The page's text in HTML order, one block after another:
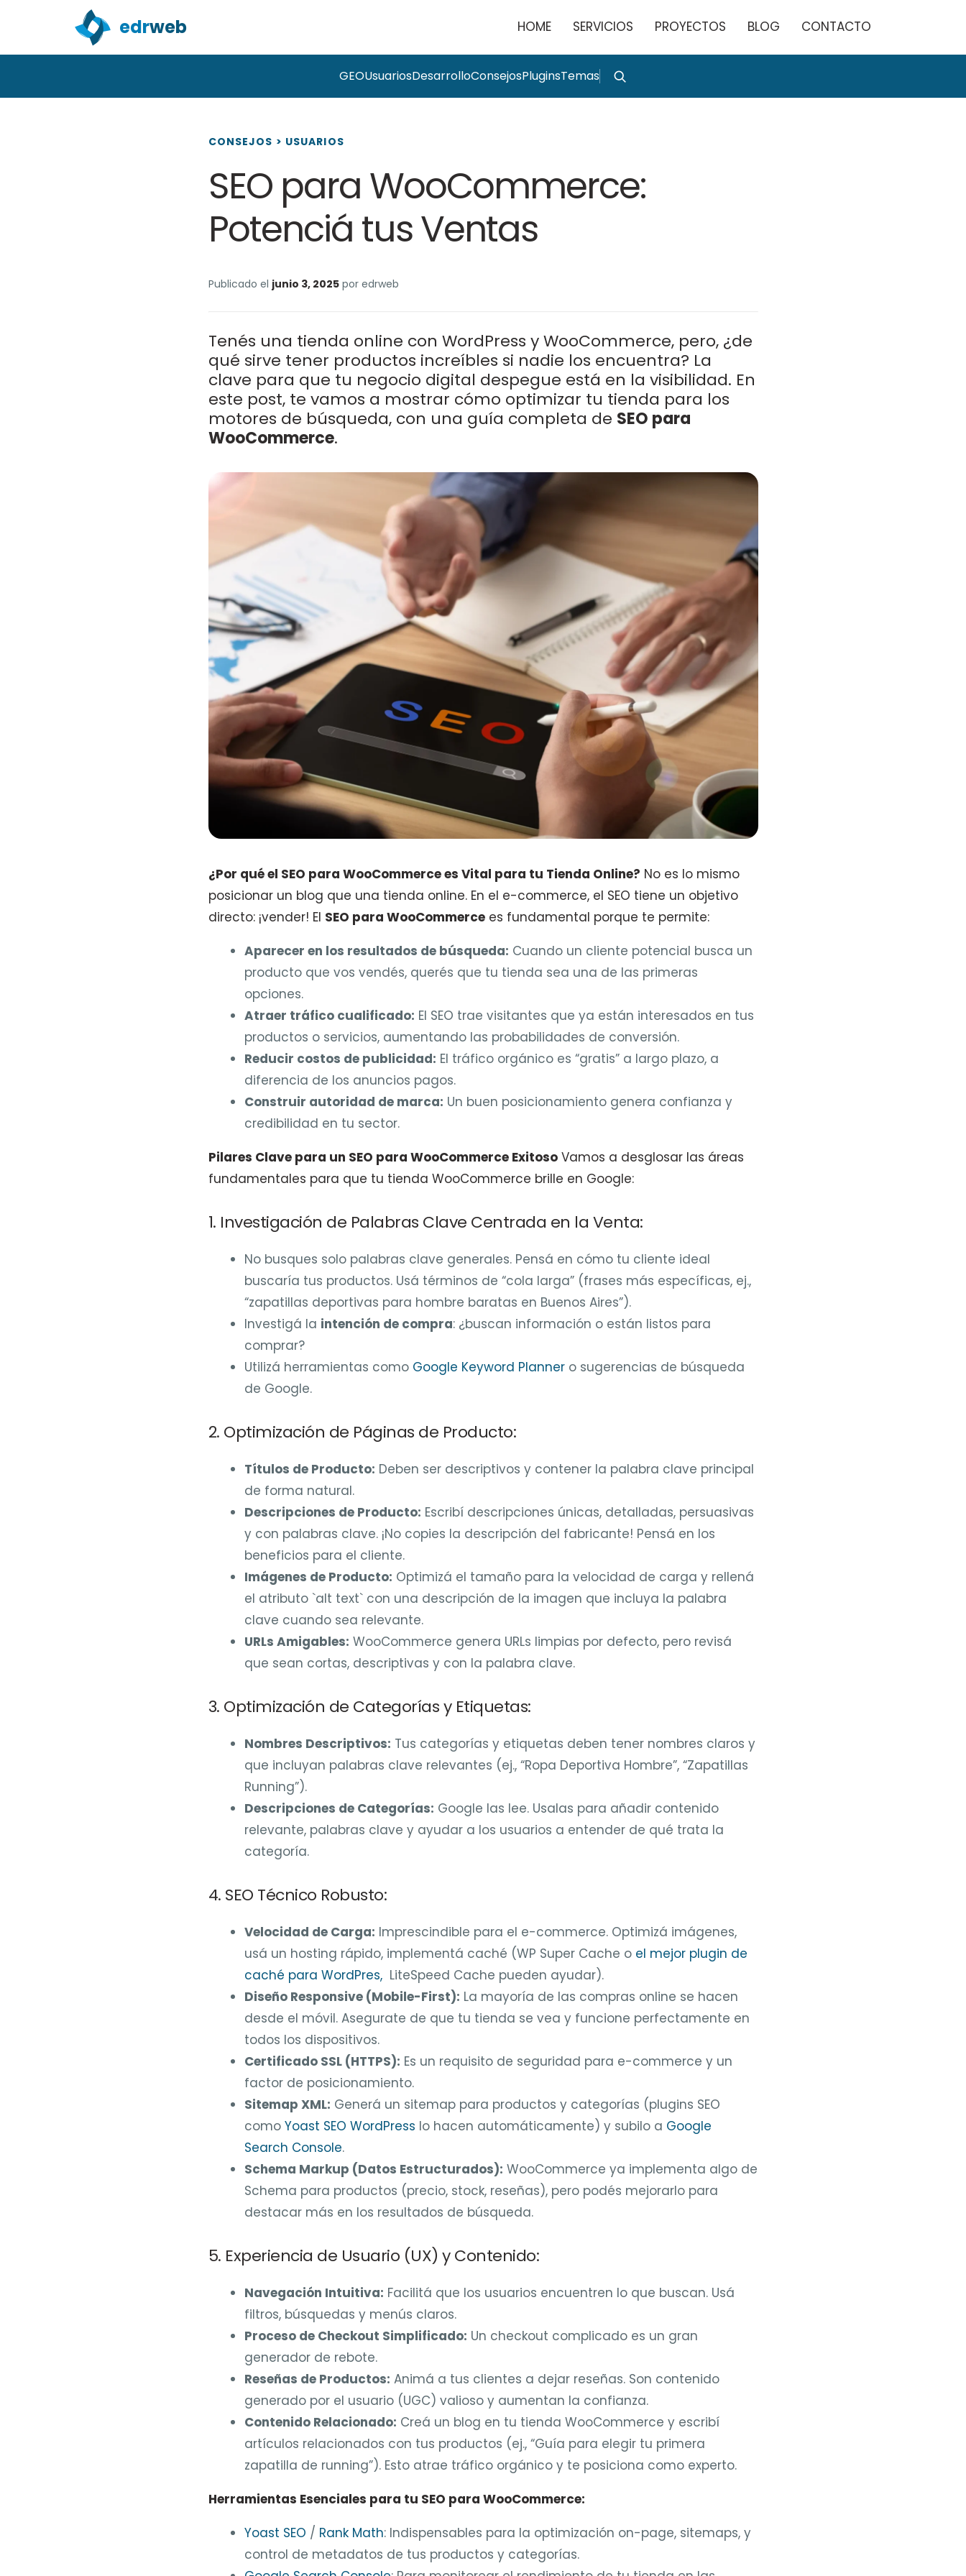
edrweb HOME SERVICIOS PROYECTOS BLOG CONTACTO
GEOUsuariosDesarrolloConsejosPluginsTemas
CONSEJOS > USUARIOS
SEO para WooCommerce:
Potenciá tus Ventas
Publicado el junio 3, 2025por edrweb
Tenés una tienda online con WordPress y WooCommerce, pero, ¿de
qué sirve tener productos increíbles si nadie los encuentra? La
clave para que tu negocio digital despegue está en la visibilidad. En
este post, te vamos a mostrar cómo optimizar tu tienda para los
motores de búsqueda, con una guía completa de SEO para
WooCommerce.
¿Por qué el SEO para WooCommerce es Vital para tu Tienda Online? No es lo mismo
posicionar un blog que una tienda online. En el e-commerce, el SEO tiene un objetivo
directo: ¡vender! El SEO para WooCommercees fundamental porque te permite:
Aparecer en los resultados de búsqueda: Cuando un cliente potencial busca un
producto que vos vendés, querés que tu tienda sea una de las primeras
opciones.
Atraer tráfico cualificado: El SEO trae visitantes que ya están interesados en tus
productos o servicios, aumentando las probabilidades de conversión.
Reducir costos de publicidad: El tráfico orgánico es “gratis” a largo plazo, a
diferencia de los anuncios pagos.
Construir autoridad de marca: Un buen posicionamiento genera confianza y
credibilidad en tu sector.
Pilares Clave para un SEO para WooCommerce ExitosoVamos a desglosar las áreas
fundamentales para que tu tienda WooCommerce brille en Google:
1. Investigación de Palabras Clave Centrada en la Venta:
No busques solo palabras clave generales. Pensá en cómo tu cliente ideal
buscaría tus productos. Usá términos de “cola larga” (frases más específicas, ej.,
“zapatillas deportivas para hombre baratas en Buenos Aires”).
Investigá la intención de compra: ¿buscan información o están listos para
comprar?
Utilizá herramientas como Google Keyword Plannero sugerencias de búsqueda
de Google.
2. Optimización de Páginas de Producto:
Títulos de Producto: Deben ser descriptivos y contener la palabra clave principal
de forma natural.
Descripciones de Producto: Escribí descripciones únicas, detalladas, persuasivas
y con palabras clave. ¡No copies la descripción del fabricante! Pensá en los
beneficios para el cliente.
Imágenes de Producto: Optimizá el tamaño para la velocidad de carga y rellená
el atributo `alt text` con una descripción de la imagen que incluya la palabra
clave cuando sea relevante.
URLs Amigables: WooCommerce genera URLs limpias por defecto, pero revisá
que sean cortas, descriptivas y con la palabra clave.
3. Optimización de Categorías y Etiquetas:
Nombres Descriptivos: Tus categorías y etiquetas deben tener nombres claros y
que incluyan palabras clave relevantes (ej., “Ropa Deportiva Hombre”, “Zapatillas
Running”).
Descripciones de Categorías: Google las lee. Usalas para añadir contenido
relevante, palabras clave y ayudar a los usuarios a entender de qué trata la
categoría.
4. SEO Técnico Robusto:
Velocidad de Carga: Imprescindible para el e-commerce. Optimizá imágenes,
usá un hosting rápido, implementá caché (WP Super Cache o el mejor plugin de
caché para WordPres,LiteSpeed Cache pueden ayudar).
Diseño Responsive (Mobile-First): La mayoría de las compras online se hacen
desde el móvil. Asegurate de que tu tienda se vea y funcione perfectamente en
todos los dispositivos.
Certificado SSL (HTTPS): Es un requisito de seguridad para e-commerce y un
factor de posicionamiento.
Sitemap XML: Generá un sitemap para productos y categorías (plugins SEO
como Yoast SEO WordPress lo hacen automáticamente) y subilo a Google
Search Console.
Schema Markup (Datos Estructurados): WooCommerce ya implementa algo de
Schema para productos (precio, stock, reseñas), pero podés mejorarlo para
destacar más en los resultados de búsqueda.
5. Experiencia de Usuario (UX) y Contenido:
Navegación Intuitiva: Facilitá que los usuarios encuentren lo que buscan. Usá
filtros, búsquedas y menús claros.
Proceso de Checkout Simplificado: Un checkout complicado es un gran
generador de rebote.
Reseñas de Productos: Animá a tus clientes a dejar reseñas. Son contenido
generado por el usuario (UGC) valioso y aumentan la confianza.
Contenido Relacionado: Creá un blog en tu tienda WooCommerce y escribí
artículos relacionados con tus productos (ej., “Guía para elegir tu primera
zapatilla de running”). Esto atrae tráfico orgánico y te posiciona como experto.
Herramientas Esenciales para tu SEO para WooCommerce:
Yoast SEO / Rank Math: Indispensables para la optimización on-page, sitemaps, y
control de metadatos de tus productos y categorías.